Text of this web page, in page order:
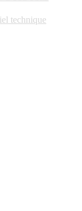
technique